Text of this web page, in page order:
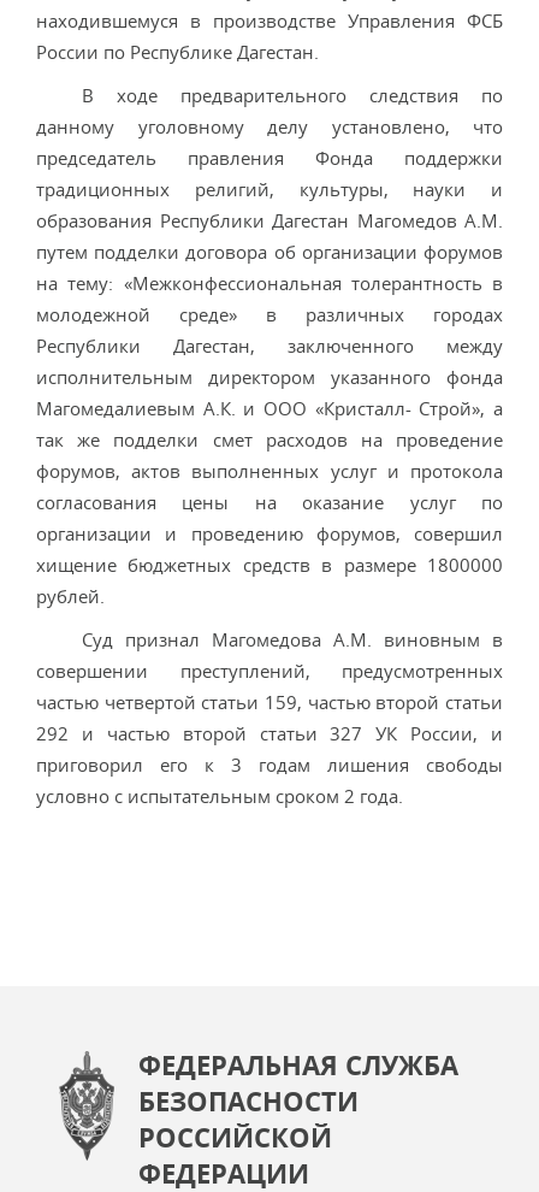
находившемуся в производстве Управления ФСБ
России по Республике Дагестан.
В ходе предварительного следствия по
данному уголовному делу установлено, что
председатель правления Фонда поддержки
традиционных религий, культуры, науки и
образования Республики Дагестан Магомедов A.M.
путем подделки договора об организации форумов
на тему: «Межконфессиональная толерантность в
молодежной среде» в различных городах
Республики Дагестан, заключенного между
исполнительным директором указанного фонда
Магомедалиевым А.К. и ООО «Кристалл- Строй», а
так же подделки смет расходов на проведение
форумов, актов выполненных услуг и протокола
согласования цены на оказание услуг по
организации и проведению форумов, совершил
хищение бюджетных средств в размере 1800000
рублей.
Суд признал Магомедова A.M. виновным в
совершении преступлений, предусмотренных
частью четвертой статьи 159, частью второй статьи
292 и частью второй статьи 327 УК России, и
приговорил его к 3 годам лишения свободы
условно с испытательным сроком 2 года.
ФЕДЕРАЛЬНАЯ СЛУЖБА
БЕЗОПАСНОСТИ
РОССИЙСКОЙ
ФЕДЕРАЦИИ